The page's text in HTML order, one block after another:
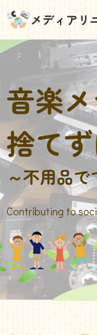
メディアリ
音楽
捨て
～不用品
Contributing to